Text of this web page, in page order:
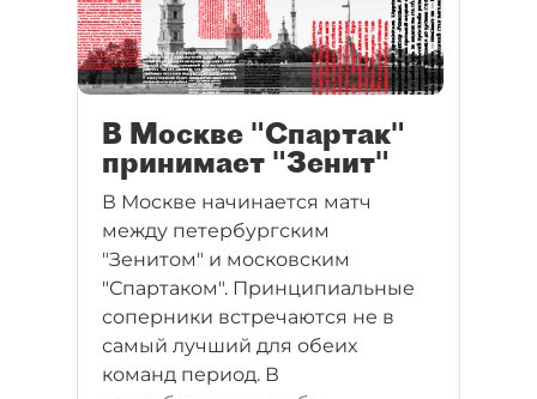
Зенит-Анжи: когда, во сколько,
трансляция, составы команд,
букмекеры. Билеты на матч не
продаются.
В Москве "Спартак"
принимает "Зенит"
В Москве начинается матч
между петербургским
"Зенитом" и московским
"Спартаком". Принципиальные
соперники встречаются не в
самый лучший для обеих
команд период. В